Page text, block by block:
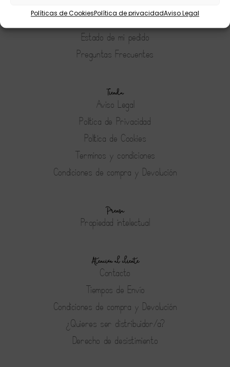
Políticas de CookiesPolítica de privacidadAviso Legal
Descargas
Estado de mi pedido
Preguntas Frecuentes
Tienda
Aviso Legal
Política de Privacidad
Política de Cookies
Terminos y condiciones
Condiciones de compra y Devolución
Prensa
Propiedad intelectual
Atención al cliente
Contacto
Tiempos de Envío
Condiciones de compra y Devolución
¿Quieres ser distribuidor/a?
Derecho de desistimiento